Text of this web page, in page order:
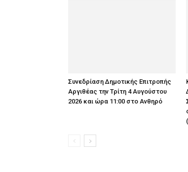
Συνεδρίαση Δημοτικής Επιτροπής
Αργιθέας την Τρίτη 4 Αυγούστου
2026 και ώρα 11:00 στο Ανθηρό